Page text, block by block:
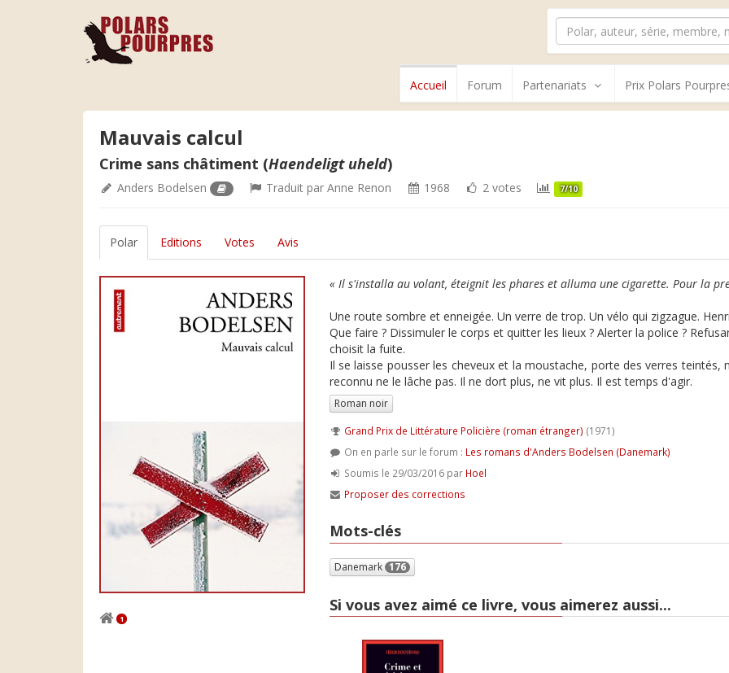
Accueil Forum Partenariats Prix Polars
Mauvais calcul
Crime sans châtiment (Haendeligt uheld)
Anders Bodelsen Traduit parAnne Renon 1968 2 votes 7/10
Polar Editions Votes Avis
1
« Il s'installa au volant, éteignit les phares et alluma une cigarette. Pour la
Une route sombre et enneigée. Un verre de trop. Un vélo qui zigzague.
Que faire ? Dissimuler le corps et quitter les lieux ? Alerter la police ?
choisit la fuite.
Il se laisse pousser les cheveux et la moustache, porte des verres teintés,
reconnu ne le lâche pas. Il ne dort plus, ne vit plus. Il est temps d'agir.
Roman noir
Grand Prix de Littérature Policière (roman étranger) (1971)
On en parle sur le forum : Les romans d'Anders Bodelsen (Danemark)
Soumis le 29/03/2016 par Hoel
Proposer des corrections
Mots-clés
Danemark 176
Si vous avez aimé ce livre, vous aimerez aussi...